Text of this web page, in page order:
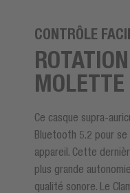
CONTRÔLE
MOLETTE
Ce casque supra-
Bluetooth 5.2 pour
appareil. Cette
plus grande
qualité sonore. Le